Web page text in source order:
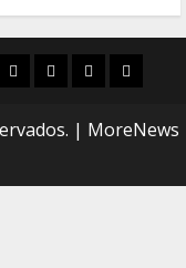
Caricatura
ConarteCrónicas
| MoreNews